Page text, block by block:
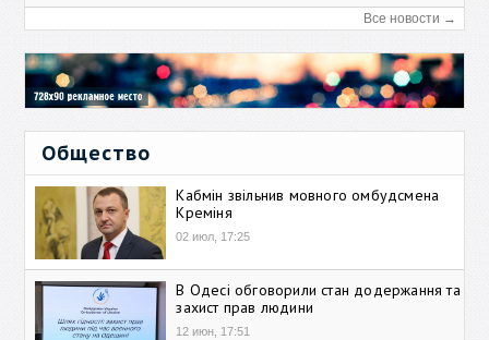
Все новости →
Общество
Кабмін звільнив мовного омбудсмена
Креміня
02 июл, 17:25
В Одесі обговорили стан додержання та
захист прав людини
12 июн, 17:51